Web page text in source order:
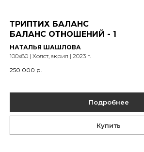
ТРИПТИХ БАЛАНС
БАЛАНС ОТНОШЕНИЙ - 1
НАТАЛЬЯ ШАШЛОВА
100х80 | Холст, акрил | 2023 г.
250 000 р.
Подробнее
Купить